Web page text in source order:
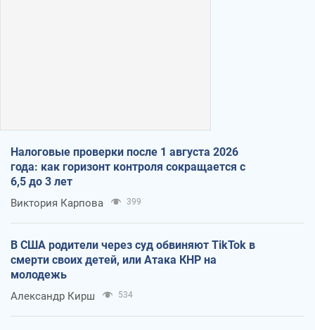
Налоговые проверки после 1 августа 2026
года: как горизонт контроля сокращается с
6,5 до 3 лет
Виктория Карпова 399
В США родители через суд обвиняют TikTok в
смерти своих детей, или Атака КНР на
молодежь
Александр Кирш 534